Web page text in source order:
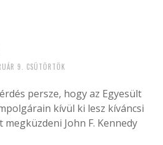
9. CSÜTÖRTÖK
persze, hogy az Egyesült
kívül ki lesz kíváncsi
John F. Kennedy